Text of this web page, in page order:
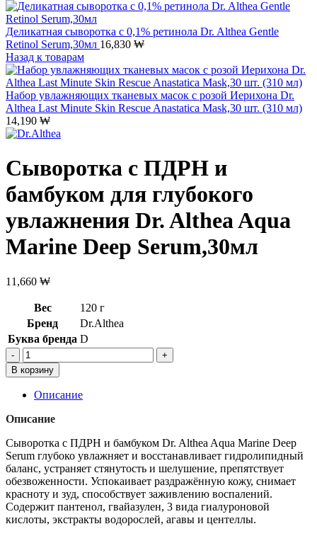
Деликатная сыворотка с 0,1% ретинола Dr. Althea Gentle
Retinol Serum,30мл 16,830 ₩
Назад к товарам
Набор увлажняющих тканевых масок с розой Иерихона Dr.
Althea Last Minute Skin Rescue Anastatica Mask,30 шт. (310 мл)
14,190 ₩
Сыворотка с ПДРН и
бамбуком для глубокого
увлажнения Dr. Althea Aqua
Marine Deep Serum,30мл
11,660 ₩
Вес
120 г
Бренд
Dr.Althea
Буква бренда D
Количество
товара
Сыворотка
с
ПДРН
и
для
глубокого
увлажнения
Dr.
Althea
Aqua
Marine
В корзину
Описание
Описание
Сыворотка с ПДРН и бамбуком Dr. Althea Aqua Marine Deep
Serum глубоко увлажняет и восстанавливает гидролипидный
баланс, устраняет стянутость и шелушение, препятствует
обезвоженности. Успокаивает раздражённую кожу, снимает
красноту и зуд, способствует заживлению воспалений.
Содержит пантенол, гвайазулен, 3 вида гиалуроновой
кислоты, экстракты водорослей, агавы и центеллы.